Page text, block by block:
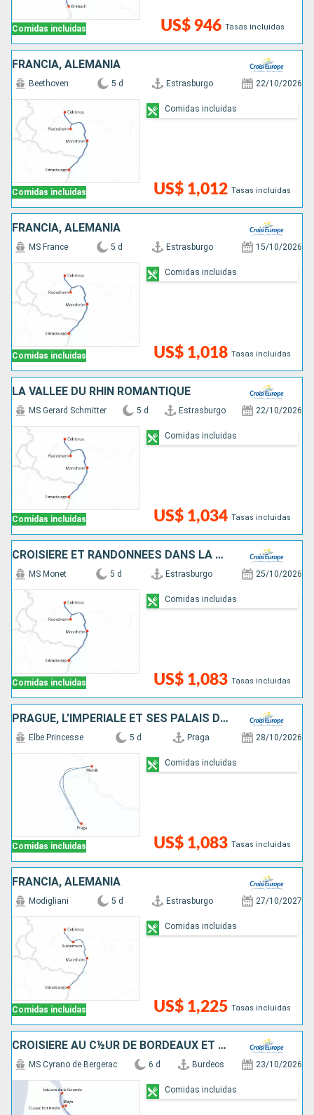
Comidas incluidas US$ 946 Tasas incluidas
FRANCIA, ALEMANIA
Comidas incluidas
Beethoven 5 d Estrasburgo 22/10/2026
US$ 1,012 Tasas incluidas
Comidas incluidas
FRANCIA, ALEMANIA
Comidas incluidas
MS France 5 d Estrasburgo 15/10/2026
US$ 1,018 Tasas incluidas
Comidas incluidas
LA VALLÉE DU RHIN ROMANTIQUE
Comidas incluidas
MS Gerard Schmitter 5 d Estrasburgo 22/10/2026
US$ 1,034 Tasas incluidas
Comidas incluidas
CROISIÈRE ET RANDONNÉES DANS LA VALLÉE DU RHIN - HISTOIRE, TRADITIONS ET AMBIANCE RHÉNANE
Comidas incluidas
MS Monet 5 d Estrasburgo 25/10/2026
US$ 1,083 Tasas incluidas
Comidas incluidas
PRAGUE, L'IMPÉRIALE ET SES PALAIS D'EXCEPTION, UNE CROISIÈRE DANS L'INTIMITÉ DES GRANDES FAMILLES ARISTOCRATIQUES
Comidas incluidas
Elbe Princesse 5 d Praga 28/10/2026
US$ 1,083 Tasas incluidas
Comidas incluidas
FRANCIA, ALEMANIA
Comidas incluidas
Modigliani 5 d Estrasburgo 27/10/2027
US$ 1,225 Tasas incluidas
Comidas incluidas
CROISIÈRE AU C½UR DE BORDEAUX ET SA RÉGION : ITINÉRAIRE DÉCOUVERTE
MS Cyrano de Bergerac 6 d Burdeos 23/10/2026
Comidas incluidas